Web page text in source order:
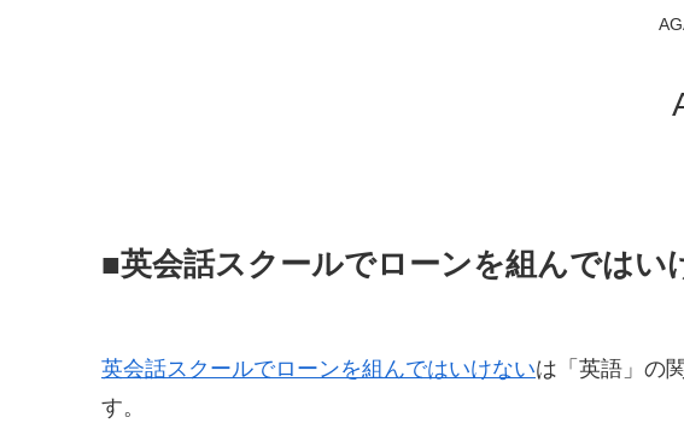
■英会話スクールでローンを組んではい
英会話スクールでローンを組んではいけないは「英語」の
す。